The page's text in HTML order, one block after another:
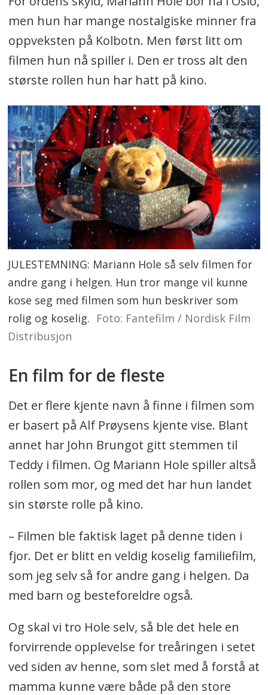
men hun har mange nostalgiske minner fra
oppveksten på Kolbotn. Men først litt om
filmen hun nå spiller i. Den er tross alt den
største rollen hun har hatt på kino.
JULESTEMNING: Mariann Hole så selv filmen for
andre gang i helgen. Hun tror mange vil kunne
kose seg med filmen som hun beskriver som
rolig og koselig. Foto: Fantefilm / Nordisk Film
Distribusjon
En film for de fleste
Det er flere kjente navn å finne i filmen som
er basert på Alf Prøysens kjente vise. Blant
annet har John Brungot gitt stemmen til
Teddy i filmen. Og Mariann Hole spiller altså
rollen som mor, og med det har hun landet
sin største rolle på kino.
– Filmen ble faktisk laget på denne tiden i
fjor. Det er blitt en veldig koselig familiefilm,
som jeg selv så for andre gang i helgen. Da
med barn og besteforeldre også.
Og skal vi tro Hole selv, så ble det hele en
forvirrende opplevelse for treåringen i setet
ved siden av henne, som slet med å forstå at
mamma kunne være både på den store